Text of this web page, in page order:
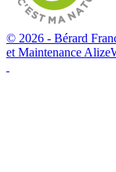
© 2026 - Bérard
et Maintenance